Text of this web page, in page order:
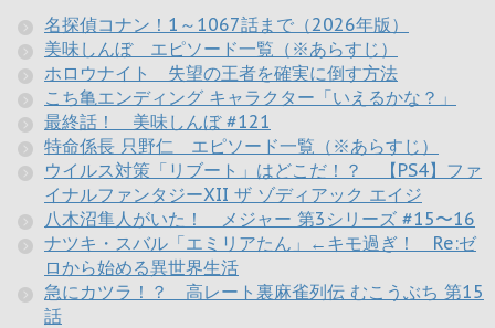
名探偵コナン！1～1067話まで（2026年版）
美味しんぼ エピソード一覧（※あらすじ）
ホロウナイト 失望の王者を確実に倒す方法
こち亀エンディング キャラクター「いえるかな？」
最終話！ 美味しんぼ #121
特命係長 只野仁 エピソード一覧（※あらすじ）
ウイルス対策「リブート」はどこだ！？ 【PS4】ファ
イナルファンタジーXII ザ ゾディアック エイジ
八木沼隼人がいた！ メジャー 第3シリーズ #15〜16
ナツキ・スバル「エミリアたん」←キモ過ぎ！ Re:ゼ
ロから始める異世界生活
急にカツラ！？ 高レート裏麻雀列伝 むこうぶち 第15
話